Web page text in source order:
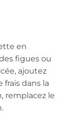
en
figues ou
ajoutez
dans la
remplacez le